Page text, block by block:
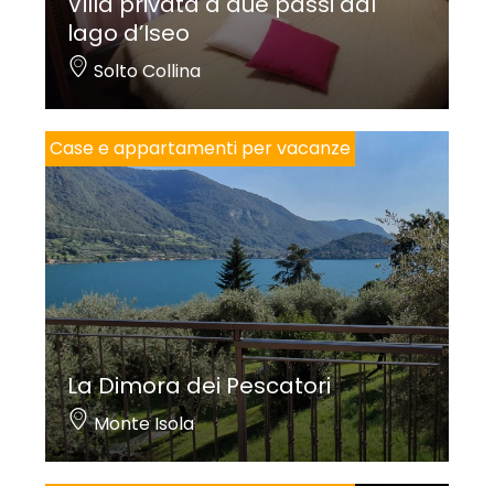
lago d’Iseo
Solto Collina
Case e appartamenti per vacanze
La Dimora dei Pescatori
Monte Isola